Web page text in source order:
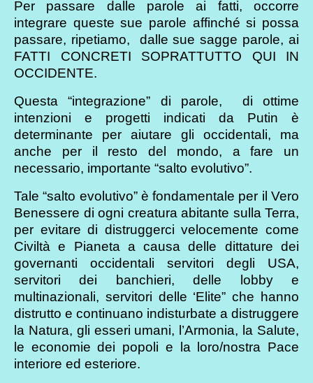
Per passare dalle parole ai fatti, occorre
integrare queste sue parole affinché si possa
passare, ripetiamo, dalle sue sagge parole, ai
FATTI CONCRETI SOPRATTUTTO QUI IN
OCCIDENTE.
Questa “integrazione” di parole, di ottime
intenzioni e progetti indicati da Putin è
determinante per aiutare gli occidentali, ma
anche per il resto del mondo, a fare un
necessario, importante “salto evolutivo”.
Tale “salto evolutivo” è fondamentale per il Vero
Benessere di ogni creatura abitante sulla Terra,
per evitare di distruggerci velocemente come
Civiltà e Pianeta a causa delle dittature dei
governanti occidentali servitori degli USA,
servitori dei banchieri, delle lobby e
multinazionali, servitori delle ‘Elite” che hanno
distrutto e continuano indisturbate a distruggere
la Natura, gli esseri umani, l’Armonia, la Salute,
le economie dei popoli e la loro/nostra Pace
interiore ed esteriore.